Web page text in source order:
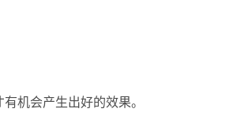
机会产生出好的效果。